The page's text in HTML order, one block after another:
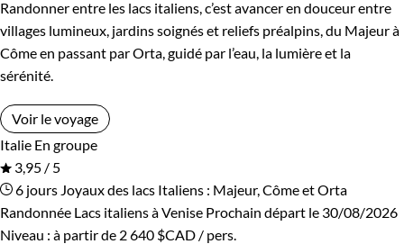
Randonner entre les lacs italiens, c’est avancer en douceur entre
villages lumineux, jardins soignés et reliefs préalpins, du Majeur à
Côme en passant par Orta, guidé par l’eau, la lumière et la
sérénité.
Voir le voyage
Italie En groupe
3,95 / 5
6 jours Joyaux des lacs Italiens : Majeur, Côme et Orta
Randonnée Lacs italiens à Venise Prochain départ le 30/08/2026
Niveau : à partir de 2 640 $CAD / pers.